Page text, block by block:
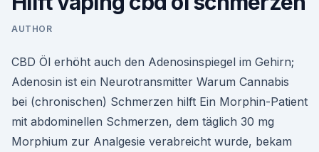
AUTHOR
CBD Öl erhöht auch den Adenosinspiegel im Gehirn;
Adenosin ist ein Neurotransmitter Warum Cannabis
bei (chronischen) Schmerzen hilft Ein Morphin-Patient
mit abdominellen Schmerzen, dem täglich 30 mg
Morphium zur Analgesie verabreicht wurde, bekam